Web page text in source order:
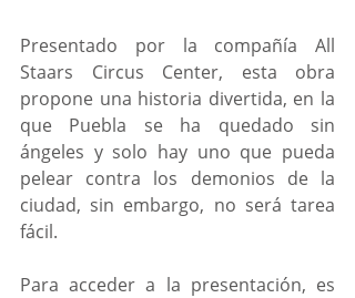
Presentado por la compañía All
Staars Circus Center, esta obra
propone una historia divertida, en la
que Puebla se ha quedado sin
ángeles y solo hay uno que pueda
pelear contra los demonios de la
ciudad, sin embargo, no será tarea
fácil.
Para acceder a la presentación, es